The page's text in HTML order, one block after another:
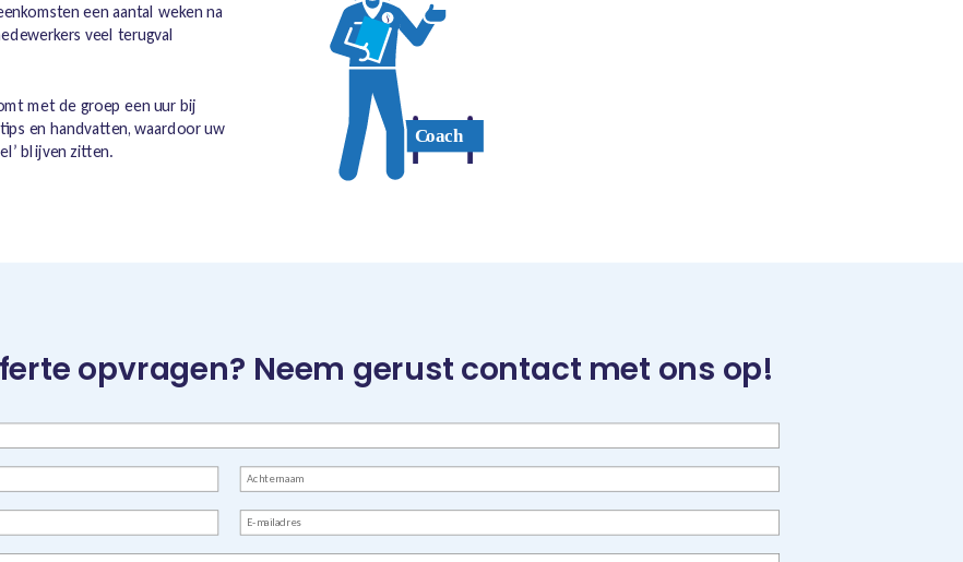
een aantal weken na
veel terugval
met de groep een uur bij
en handvatten, waardoor uw
blijven zitten.
opvragen? Neem gerust contact met ons op!
Achternaam
E-
mailadres